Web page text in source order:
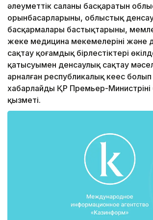
әлеуметтік саланы басқаратын
орынбасарларының, облыстық
басқармалары бастықтарының,
жеке медицина мекемелерінің және
сақтау қоғамдық бірлестіктері
қатысуымен денсаулық сақтау
арналған республикалық кеңес болып
хабарлайды ҚР Премьер-Министрінің
қызметі.